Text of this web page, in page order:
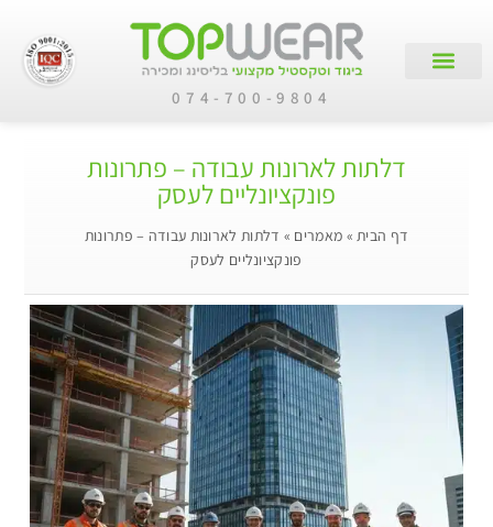
074-700-9804
דלתות לארונות עבודה – פתרונות
פונקציונליים לעסק
דף הבית» מאמרים » דלתות לארונות עבודה – פתרונות
פונקציונליים לעסק